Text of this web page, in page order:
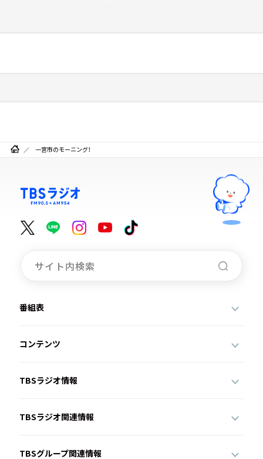
一宮市のモーニング！
番組表
コンテンツ
TBSラジオ情報
TBSラジオ関連情報
TBSグループ関連情報